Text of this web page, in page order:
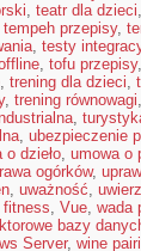
, teatr dla dzieci,
tempeh przepisy,
, testy
, tofu przepisy,
, trening dla dzieci,
, trening równowagi,
,
, ubezpieczenie
o dzieło, umowa o
ogórków,
, uważność,
fitness, Vue, wada
bazy
Server, wine